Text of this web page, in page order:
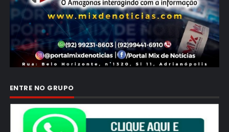
ENTRE NO GRUPO